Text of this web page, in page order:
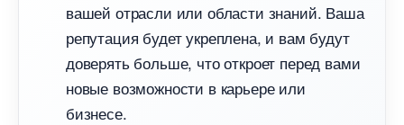
ашей отрасли или области знаний. Ваша
репутация будет укреплена, и вам будут
доверять больше, что откроет перед вами
новые возможности в карьере или
изнесе.